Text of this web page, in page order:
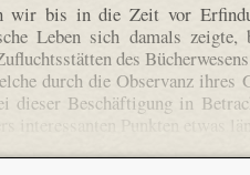
bis in die Zeit vor
Leben sich damals zeigte,
des
durch die Observanz ihres
dieser Beschäftigung in
interessanten Punkten etwas